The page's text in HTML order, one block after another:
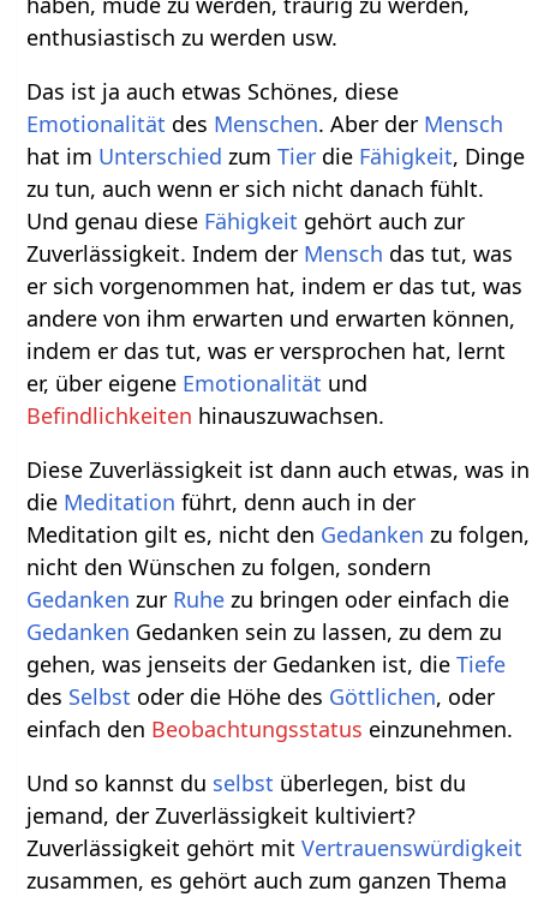
enthusiastisch zu werden usw.
Das ist ja auch etwas Schönes, diese
Emotionalität des Menschen. Aber der Mensch
hat im Unterschied zumTier die Fähigkeit, Dinge
zu tun, auch wenn er sich nicht danach fühlt.
Und genau diese Fähigkeit gehört auch zur
Zuverlässigkeit. Indem der Mensch das tut, was
er sich vorgenommen hat, indem er das tut, was
andere von ihm erwarten und erwarten können,
indem er das tut, was er versprochen hat, lernt
er, über eigene Emotionalität und
Befindlichkeiten hinauszuwachsen.
Diese Zuverlässigkeit ist dann auch etwas, was in
die Meditation führt, denn auch in der
Meditation gilt es, nicht den Gedanken zu folgen,
nicht den Wünschen zu folgen, sondern
Gedanken zur Ruhe zu bringen oder einfach die
Gedanken Gedanken sein zu lassen, zu dem zu
gehen, was jenseits der Gedanken ist, dieTiefe
des Selbst oder die Höhe des Göttlichen, oder
einfach den Beobachtungsstatus einzunehmen.
Und so kannst du selbst überlegen, bist du
jemand, der Zuverlässigkeit kultiviert?
Zuverlässigkeit gehört mitVertrauenswürdigkeit
zusammen, es gehört auch zum ganzen Thema